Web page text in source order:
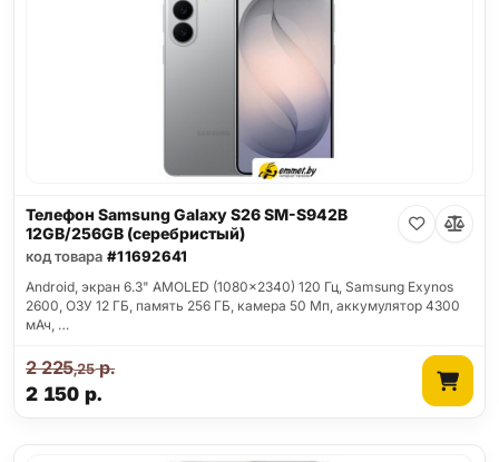
Телефон Samsung Galaxy S26 SM-S942B
12GB/256GB (серебристый)
код товара #11692641
Android, экран 6.3" AMOLED (1080x2340) 120 Гц, Samsung Exynos
2600, ОЗУ 12 ГБ, память 256 ГБ, камера 50 Мп, аккумулятор 4300
мАч, …
2 150 р.
2 225,25р.